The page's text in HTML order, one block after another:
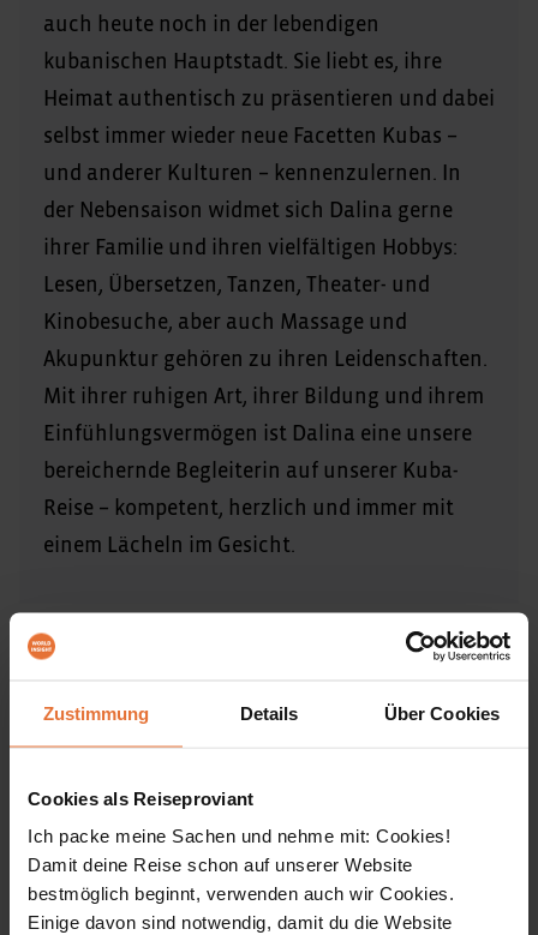
Zustimmung Details Über Cookies
Cookies als Reiseproviant
Ich packe meine Sachen und nehme mit: Cookies!
Damit deine Reise schon auf unserer Website
bestmöglich beginnt, verwenden auch wir Cookies.
Einige davon sind notwendig, damit du die Website
auch heute noch in der lebendigen
kubanischen Hauptstadt. Sie liebt es, ihre
Heimat authentisch zu präsentieren und dabei
selbst immer wieder neue Facetten Kubas –
und anderer Kulturen – kennenzulernen. In
der Nebensaison widmet sich Dalina gerne
ihrer Familie und ihren vielfältigen Hobbys:
Lesen, Übersetzen, Tanzen, Theater- und
Kinobesuche, aber auch Massage und
Akupunktur gehören zu ihren Leidenschaften.
Mit ihrer ruhigen Art, ihrer Bildung und ihrem
Einfühlungsvermögen ist Dalina eine unsere
bereichernde Begleiterin auf unserer Kuba-
Reise – kompetent, herzlich und immer mit
einem Lächeln im Gesicht.
ALLE ÖFFNEN
Anforderungen & reisespezifische Hinweise